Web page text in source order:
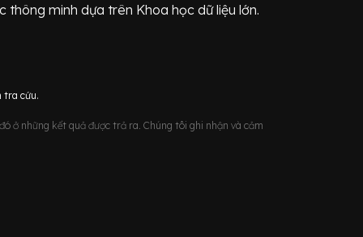
thông minh dựa trên Khoa học dữ liệu lớn.
tra cứu.
ở những kết quả được trả ra. Chúng tôi ghi nhận và cảm